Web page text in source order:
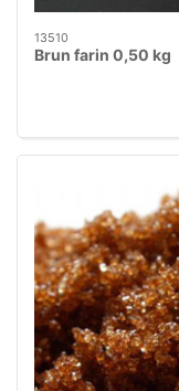
13510
Brun farin 0,50 kg